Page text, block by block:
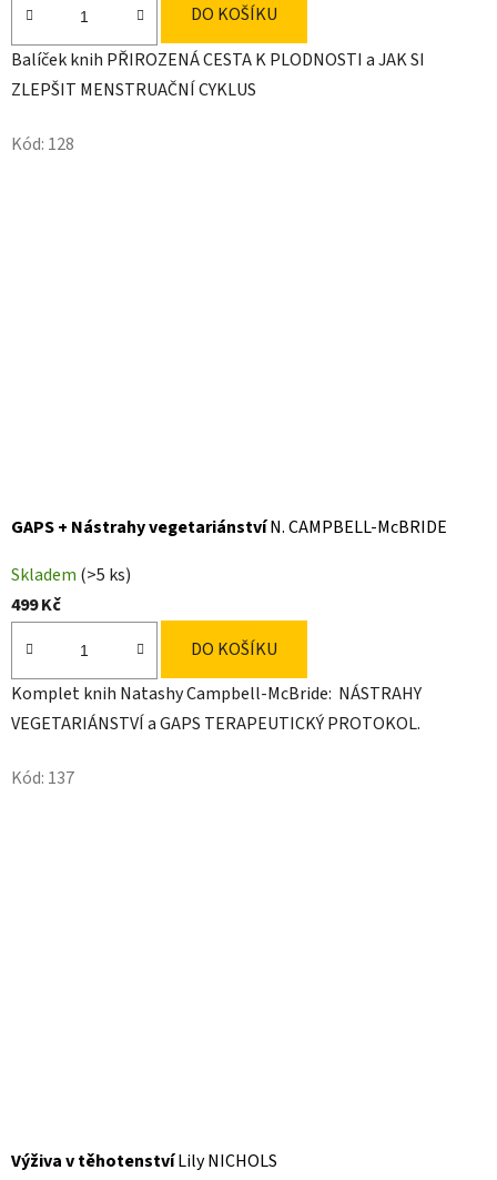
DO KOŠÍKU
Balíček knih PŘIROZENÁ CESTA K PLODNOSTI a JAK SI
ZLEPŠIT MENSTRUAČNÍ CYKLUS
Kód: 128
GAPS + Nástrahy vegetariánstvíN. CAMPBELL-McBRIDE
Skladem (>5 ks)
499 Kč
DO KOŠÍKU
Komplet knih Natashy Campbell-McBride: NÁSTRAHY
VEGETARIÁNSTVÍ a GAPS TERAPEUTICKÝ PROTOKOL.
Kód: 137
Výživa v těhotenstvíLily NICHOLS